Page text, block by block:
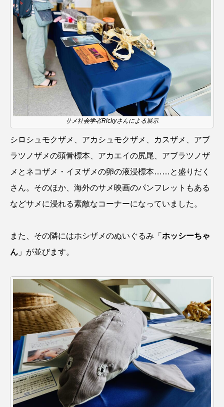
死滅回遊魚 水 水族館 水族館人
水槽 水生昆虫 水生生物
河川 沼津港深海水族館 法律
海きらら 海水魚 海洋 海洋環境
海獣 海綿動物 海藻 海遊館
海鳥 液浸標本 淀川 淡水魚
深海 深海生物 深海魚
渋川マリン水族館 渓流 湖 湿地
漁業 漁港 漫画 灯台
無脊椎動物 熱帯魚 牡蠣 特徴
琵琶湖博物館
生きた化石 生態 生態系 生物多様性
産卵 田んぼ 甲殻類 発酵食品
白身魚 相模川 磯 磯焼け
磯遊び 神戸須磨シーワールド
私の好きなサカナたち 稚魚 絶滅危惧種
絶滅種 繁殖 繫殖 美ら海水族館
サメ社会学者Rickyさんによる展示
シロシュモクザメ、アカシュモクザメ、カスザメ、アブ
ラツノザメの頭骨標本、アカエイの尻尾、アブラツノザ
メとネコザメ・イヌザメの卵の液浸標本……と盛りだく
さん。そのほか、海外のサメ映画のパンフレットもある
などサメに浸れる素敵なコーナーになっていました。
また、その隣にはホシザメのぬいぐるみ「 ホッシーちゃ
ん 」が並びます。